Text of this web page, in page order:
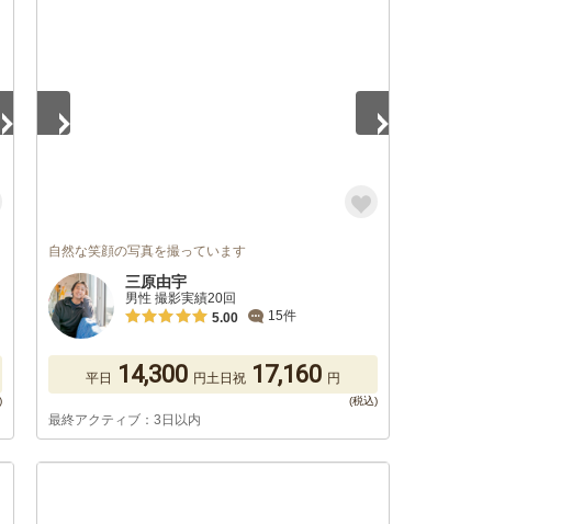
自然な笑顔の写真を撮っています
三原由宇
男性 撮影実績20回
5.00
15件
平日 14,300 円土日祝 17,160 円
最終アクティブ：3日以内